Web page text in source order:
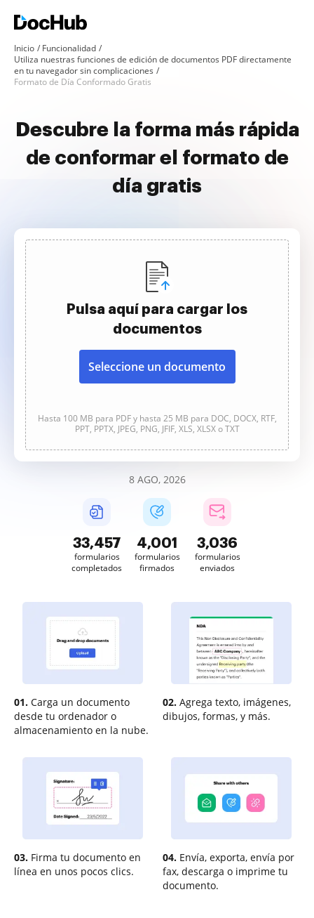
Inicio
Funcionalidad
Utiliza nuestras funciones de edición de documentos PDF directamente
en tu navegador sin complicaciones
Formato de Día Conformado Gratis
Descubre la forma más rápida
de conformar el formato de
día gratis
Pulsa aquí para cargar los
documentos
Seleccione un documento
Hasta 100 MB para PDF y hasta 25 MB para DOC, DOCX, RTF,
PPT, PPTX, JPEG, PNG, JFIF, XLS, XLSX o TXT
8 AGO, 2026
33,457
formularios
completados
4,001
formularios
firmados
3,036
formularios
enviados
01. Carga un documento
desde tu ordenador o
almacenamiento en la nube.
02. Agrega texto, imágenes,
dibujos, formas, y más.
03. Firma tu documento en
línea en unos pocos clics.
04. Envía, exporta, envía por
fax, descarga o imprime tu
documento.